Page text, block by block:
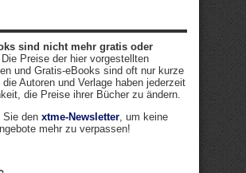
sind nicht mehr gratis oder
Die Preise der hier vorgestellten
und Gratis-eBooks sind oft nur kurze
Autoren und Verlage haben jederzeit
die Preise ihrer Bücher zu ändern.
Sie den xtme-Newsletter , um keine
mehr zu verpassen!